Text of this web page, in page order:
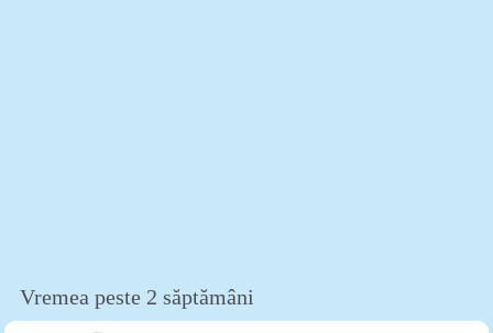
Vremea peste 2 săptămâni